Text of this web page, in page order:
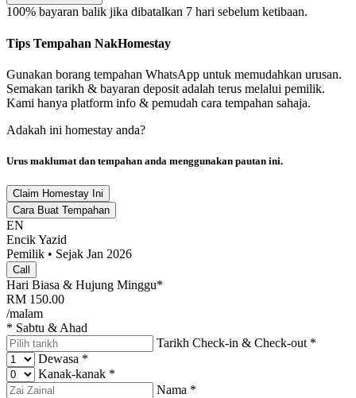
100% bayaran balik jika dibatalkan 7 hari sebelum ketibaan.
Tips Tempahan NakHomestay
Gunakan borang tempahan WhatsApp untuk memudahkan urusan.
Semakan tarikh & bayaran deposit adalah terus melalui pemilik.
Kami hanya platform info & pemudah cara tempahan sahaja.
Adakah ini homestay anda?
Urus maklumat dan tempahan anda menggunakan pautan ini.
Claim Homestay Ini
Cara Buat Tempahan
EN
Encik Yazid
Pemilik • Sejak Jan 2026
Call
Hari Biasa & Hujung Minggu*
RM 150.00
/malam
* Sabtu & Ahad
Tarikh Check-in & Check-out *
Dewasa *
Kanak-kanak *
Nama *